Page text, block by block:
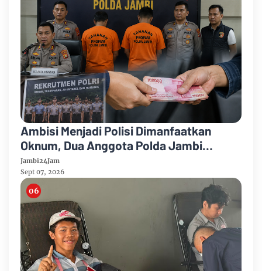
Ambisi Menjadi Polisi Dimanfaatkan
Oknum, Dua Anggota Polda Jambi
Diduga Tipu Calon Bintara dengan Janji
Kelulusan
Jambi24Jam
Sept 07, 2026